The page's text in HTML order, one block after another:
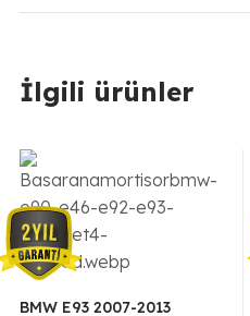
İlgili ürünler
BMW E93 2007-2013